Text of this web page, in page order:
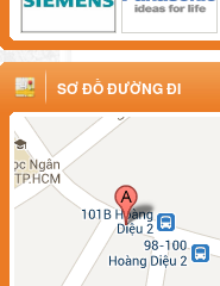
SƠ ĐỒ ĐƯỜNG ĐI